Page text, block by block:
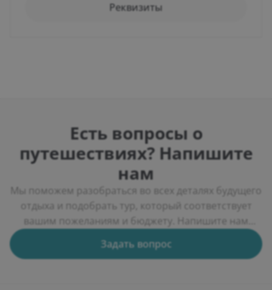
Реквизиты
Есть вопросы о
путешествиях? Напишите
нам
Мы поможем разобраться во всех деталях будущего
отдыха и подобрать тур, который соответствует
вашим пожеланиям и бюджету. Напишите нам
несколько вариантов путешествий, расскажем об
Задать вопрос